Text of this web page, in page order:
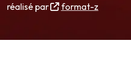
réalisé par format-z